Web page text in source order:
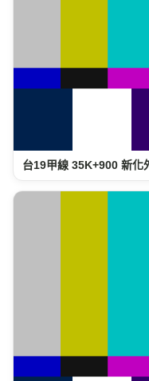
台19甲線 35K+900 新化